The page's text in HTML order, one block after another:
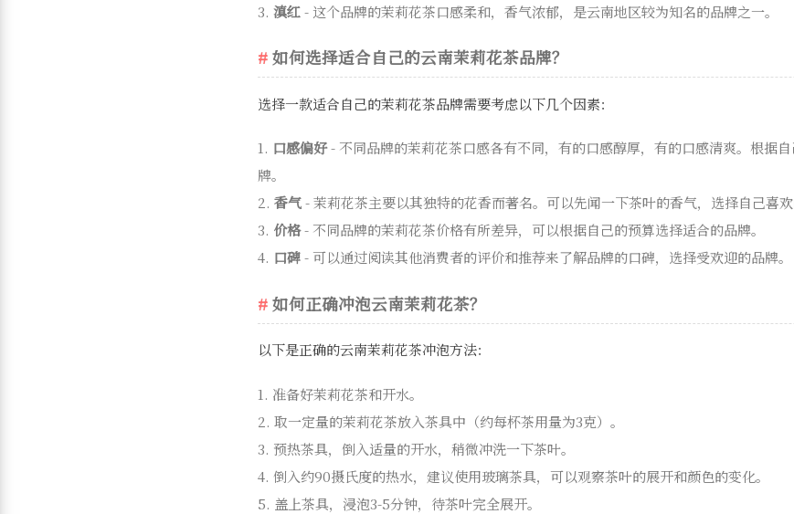
3. 滇红- 这个品牌的茉莉花茶口感柔和，香气浓郁，是云南地区较为知名的品牌之一。
如何选择适合自己的云南茉莉花茶品牌？
选择一款适合自己的茉莉花茶品牌需要考虑以下几个因素：
1. 口感偏好- 不同品牌的茉莉花茶口感各有不同，有的口感醇厚，有的口感清爽。根据
牌。
2. 香气- 茉莉花茶主要以其独特的花香而著名。可以先闻一下茶叶的香气，选择自己喜欢
3. 价格- 不同品牌的茉莉花茶价格有所差异，可以根据自己的预算选择适合的品牌。
4. 口碑- 可以通过阅读其他消费者的评价和推荐来了解品牌的口碑，选择受欢迎的品牌。
如何正确冲泡云南茉莉花茶？
以下是正确的云南茉莉花茶冲泡方法：
1. 准备好茉莉花茶和开水。
2. 取一定量的茉莉花茶放入茶具中（约每杯茶用量为3克）。
3. 预热茶具，倒入适量的开水，稍微冲洗一下茶叶。
4. 倒入约90摄氏度的热水，建议使用玻璃茶具，可以观察茶叶的展开和颜色的变化。
5. 盖上茶具，浸泡3-5分钟，待茶叶完全展开。